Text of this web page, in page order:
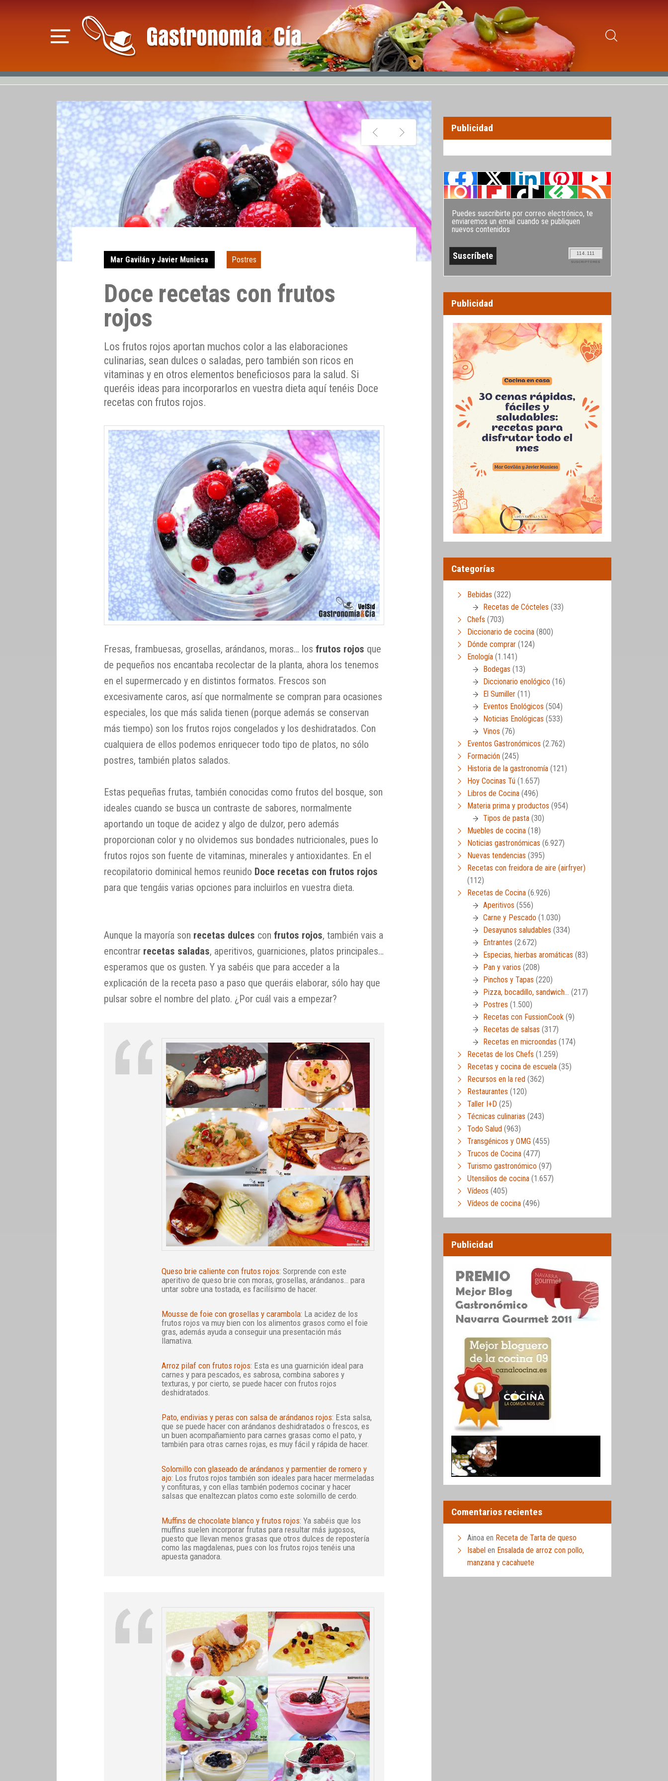
Mar Gavilán y Javier Muniesa Postres
Doce recetas con frutos
rojos
Los frutos rojos aportan muchos color a las elaboraciones
culinarias, sean dulces o saladas, pero también son ricos en
vitaminas y en otros elementos beneficiosos para la salud. Si
queréis ideas para incorporarlos en vuestra dieta aquí tenéis Doce
recetas con frutos rojos.
Fresas, frambuesas, grosellas, arándanos, moras… losfrutos rojos que
de pequeños nos encantaba recolectar de la planta, ahora los tenemos
en el supermercado y en distintos formatos. Frescos son
excesivamente caros, así que normalmente se compran para ocasiones
especiales, los que más salida tienen (porque además se conservan
más tiempo) son los frutos rojos congelados y los deshidratados. Con
cualquiera de ellos podemos enriquecer todo tipo de platos, no sólo
postres, también platos salados.
Estas pequeñas frutas, también conocidas como frutos del bosque, son
ideales cuando se busca un contraste de sabores, normalmente
aportando un toque de acidez y algo de dulzor, pero además
proporcionan color y no olvidemos sus bondades nutricionales, pues lo
frutos rojos son fuente de vitaminas, minerales y antioxidantes. En el
recopilatorio dominical hemos reunido Doce recetas con frutos rojos
para que tengáis varias opciones para incluirlos en vuestra dieta.
Aunque la mayoría son recetas dulces confrutos rojos, también vais a
encontrar recetas saladas, aperitivos, guarniciones, platos principales…
esperamos que os gusten. Y ya sabéis que para acceder a la
explicación de la receta paso a paso que queráis elaborar, sólo hay que
pulsar sobre el nombre del plato. ¿Por cuál vais a empezar?
Queso brie caliente con frutos rojos: Sorprende con este
aperitivo de queso brie con moras, grosellas, arándanos… para
untar sobre una tostada, es facilísimo de hacer.
Mousse de foie con grosellas y carambola: La acidez de los
frutos rojos va muy bien con los alimentos grasos como el foie
gras, además ayuda a conseguir una presentación más
llamativa.
Arroz pilaf con frutos rojos: Esta es una guarnición ideal para
carnes y para pescados, es sabrosa, combina sabores y
texturas, y por cierto, se puede hacer con frutos rojos
deshidratados.
Pato, endivias y peras con salsa de arándanos rojos: Esta salsa,
que se puede hacer con arándanos deshidratados o frescos, es
un buen acompañamiento para carnes grasas como el pato, y
también para otras carnes rojas, es muy fácil y rápida de hacer.
Solomillo con glaseado de arándanos y parmentier de romero y
ajo: Los frutos rojos también son ideales para hacer mermeladas
y confituras, y con ellas también podemos cocinar y hacer
salsas que enaltezcan platos como este solomillo de cerdo.
Muffins de chocolate blanco y frutos rojos: Ya sabéis que los
muffins suelen incorporar frutas para resultar más jugosos,
puesto que llevan menos grasas que otros dulces de repostería
como las magdalenas, pues con los frutos rojos tenéis una
apuesta ganadora.
Publicidad
Puedes suscribirte por correo electrónico, te
enviaremos un email cuando se publiquen
nuevos contenidos
114.111
SUSCRIPTORES
Publicidad
Categorías
Bebidas (322)
Recetas de Cócteles (33)
Chefs (703)
Diccionario de cocina (800)
Dónde comprar (124)
Enología (1.141)
Bodegas (13)
Diccionario enológico (16)
El Sumiller (11)
Eventos Enológicos (504)
Noticias Enológicas (533)
Vinos (76)
Eventos Gastronómicos (2.762)
Formación (245)
Historia de la gastronomía (121)
Hoy Cocinas Tú (1.657)
Libros de Cocina (496)
Materia prima y productos (954)
Tipos de pasta (30)
Muebles de cocina (18)
Noticias gastronómicas (6.927)
Nuevas tendencias (395)
Recetas con freidora de aire (airfryer)
(112)
Recetas de Cocina (6.926)
Aperitivos (556)
Carne y Pescado (1.030)
Desayunos saludables (334)
Entrantes (2.672)
Especias, hierbas aromáticas (83)
Pan y varios (208)
Pinchos y Tapas (220)
Pizza, bocadillo, sandwich… (217)
Postres (1.500)
Recetas con FussionCook (9)
Recetas de salsas (317)
Recetas en microondas (174)
Recetas de los Chefs (1.259)
Recetas y cocina de escuela (35)
Recursos en la red (362)
Restaurantes (120)
Taller I+D (25)
Técnicas culinarias (243)
Todo Salud (963)
Transgénicos y OMG (455)
Trucos de Cocina (477)
Turismo gastronómico (97)
Utensilios de cocina (1.657)
Vídeos (405)
Vídeos de cocina (496)
Publicidad
Comentarios recientes
Ainoa en Receta de Tarta de queso
Isabel en Ensalada de arroz con pollo,
manzana y cacahuete